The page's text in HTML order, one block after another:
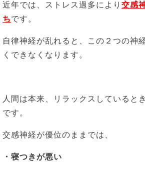
近年では、ストレス過多により 交感
ちです。
自律神経が乱れると、この２つの神
くできなくなります。
人間は本来、リラックスしていると
です。
交感神経が優位のままでは、
・寝つきが悪い